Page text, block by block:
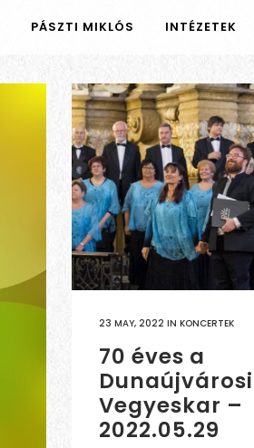
PÁSZTI MIKLÓS INTÉZETEK
23 MAY, 2022 IN KONCERTEK
70 éves a
Dunaújvárosi
Vegyeskar –
2022.05.29